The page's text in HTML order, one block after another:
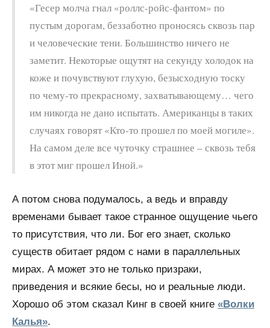
«Гесер молча гнал «роллс-ройс-фантом» по
пустым дорогам, беззаботно проносясь сквозь пар
и человеческие тени. Большинство ничего не
заметит. Некоторые ощутят на секунду холодок на
коже и почувствуют глухую, безысходную тоску
по чему-то прекрасному, захватывающему… чего
им никогда не дано испытать. Американцы в таких
случаях говорят «Кто-то прошел по моей могиле».
На самом деле все чуточку страшнее – сквозь тебя
в этот миг прошел Иной.»
А потом снова подумалось, а ведь и вправду
временами бывает такое странное ощущение чьего
то присутствия, что ли. Бог его знает, сколько
существ обитает рядом с нами в параллельных
мирах. А может это не только призраки,
приведения и всякие бесы, но и реальные люди.
Хорошо об этом сказал Кинг в своей книге «Волки
Калья».